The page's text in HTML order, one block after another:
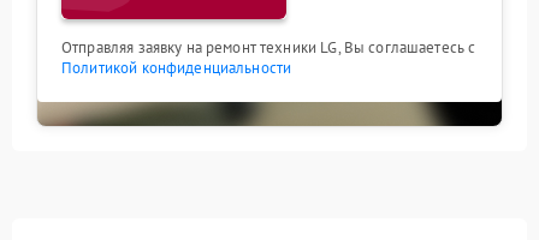
Отправляя заявку на ремонт техники LG, Вы соглашаетесь с
Политикой конфиденциальности